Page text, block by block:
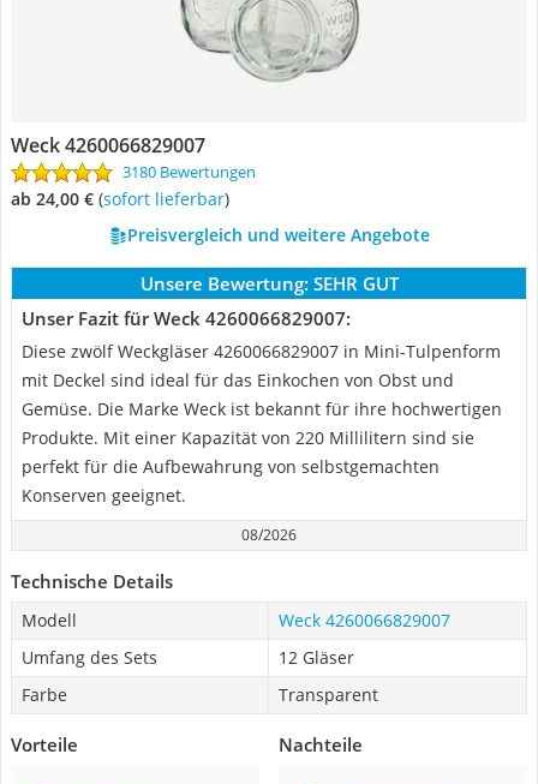
Weck 4260066829007
3180 Bewertungen
ab 24,00 € ( Sofort lieferbar)
Preisvergleich und weitere Angebote
Unsere Bewertung: SEHR GUT
Unser Fazit für Weck 4260066829007:
Diese zwölf Weckgläser 4260066829007 in Mini-Tulpenform
mit Deckel sind ideal für das Einkochen von Obst und
Gemüse. Die Marke Weck ist bekannt für ihre hochwertigen
Produkte. Mit einer Kapazität von 220 Millilitern sind sie
perfekt für die Aufbewahrung von selbstgemachten
Konserven geeignet.
08/2026
Technische Details
Modell
Weck 4260066829007
Umfang des Sets
12 Gläser
Farbe
Transparent
Vorteile Nachteile